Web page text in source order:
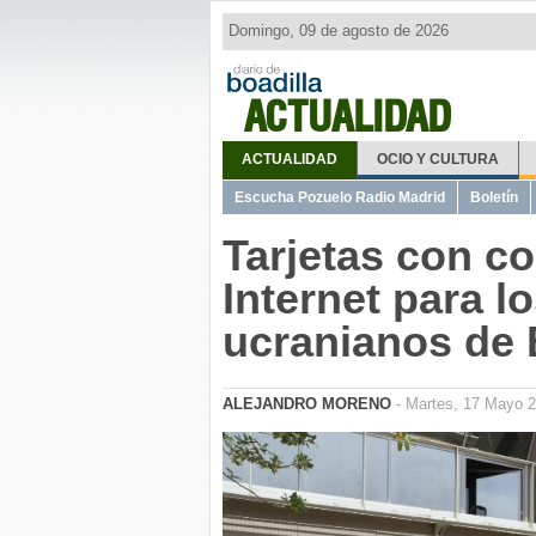
ACTUALIDAD
Domingo, 09 de agosto de 2026
ACTUALIDAD OCIO Y CULTURA
Escucha Pozuelo Radio Madrid Boletín
Tarjetas con
Internet para
ucranianos de
ALEJANDRO MORENO - Martes, 17 Mayo